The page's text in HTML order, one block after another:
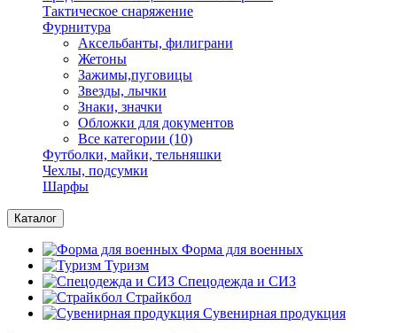
Тактическое снаряжение
Фурнитура
Аксельбанты, филиграни
Жетоны
Зажимы,пуговицы
Звезды, лычки
Знаки, значки
Обложки для документов
Все категории (10)
Футболки, майки, тельняшки
Чехлы, подсумки
Шарфы
Каталог
Форма для военных
Туризм
Спецодежда и СИЗ
Страйкбол
Сувенирная продукция